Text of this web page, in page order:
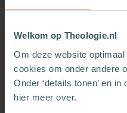
Welkom op Theologie.nl
Om deze website
cookies om onder andere
Onder ‘details tonen’ en in
hier meer over.